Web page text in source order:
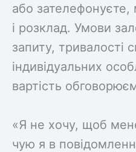
або
і розклад. Умови
запиту, тривалості
індивідуальних
вартість
«Я не хочу, щоб
чую я в